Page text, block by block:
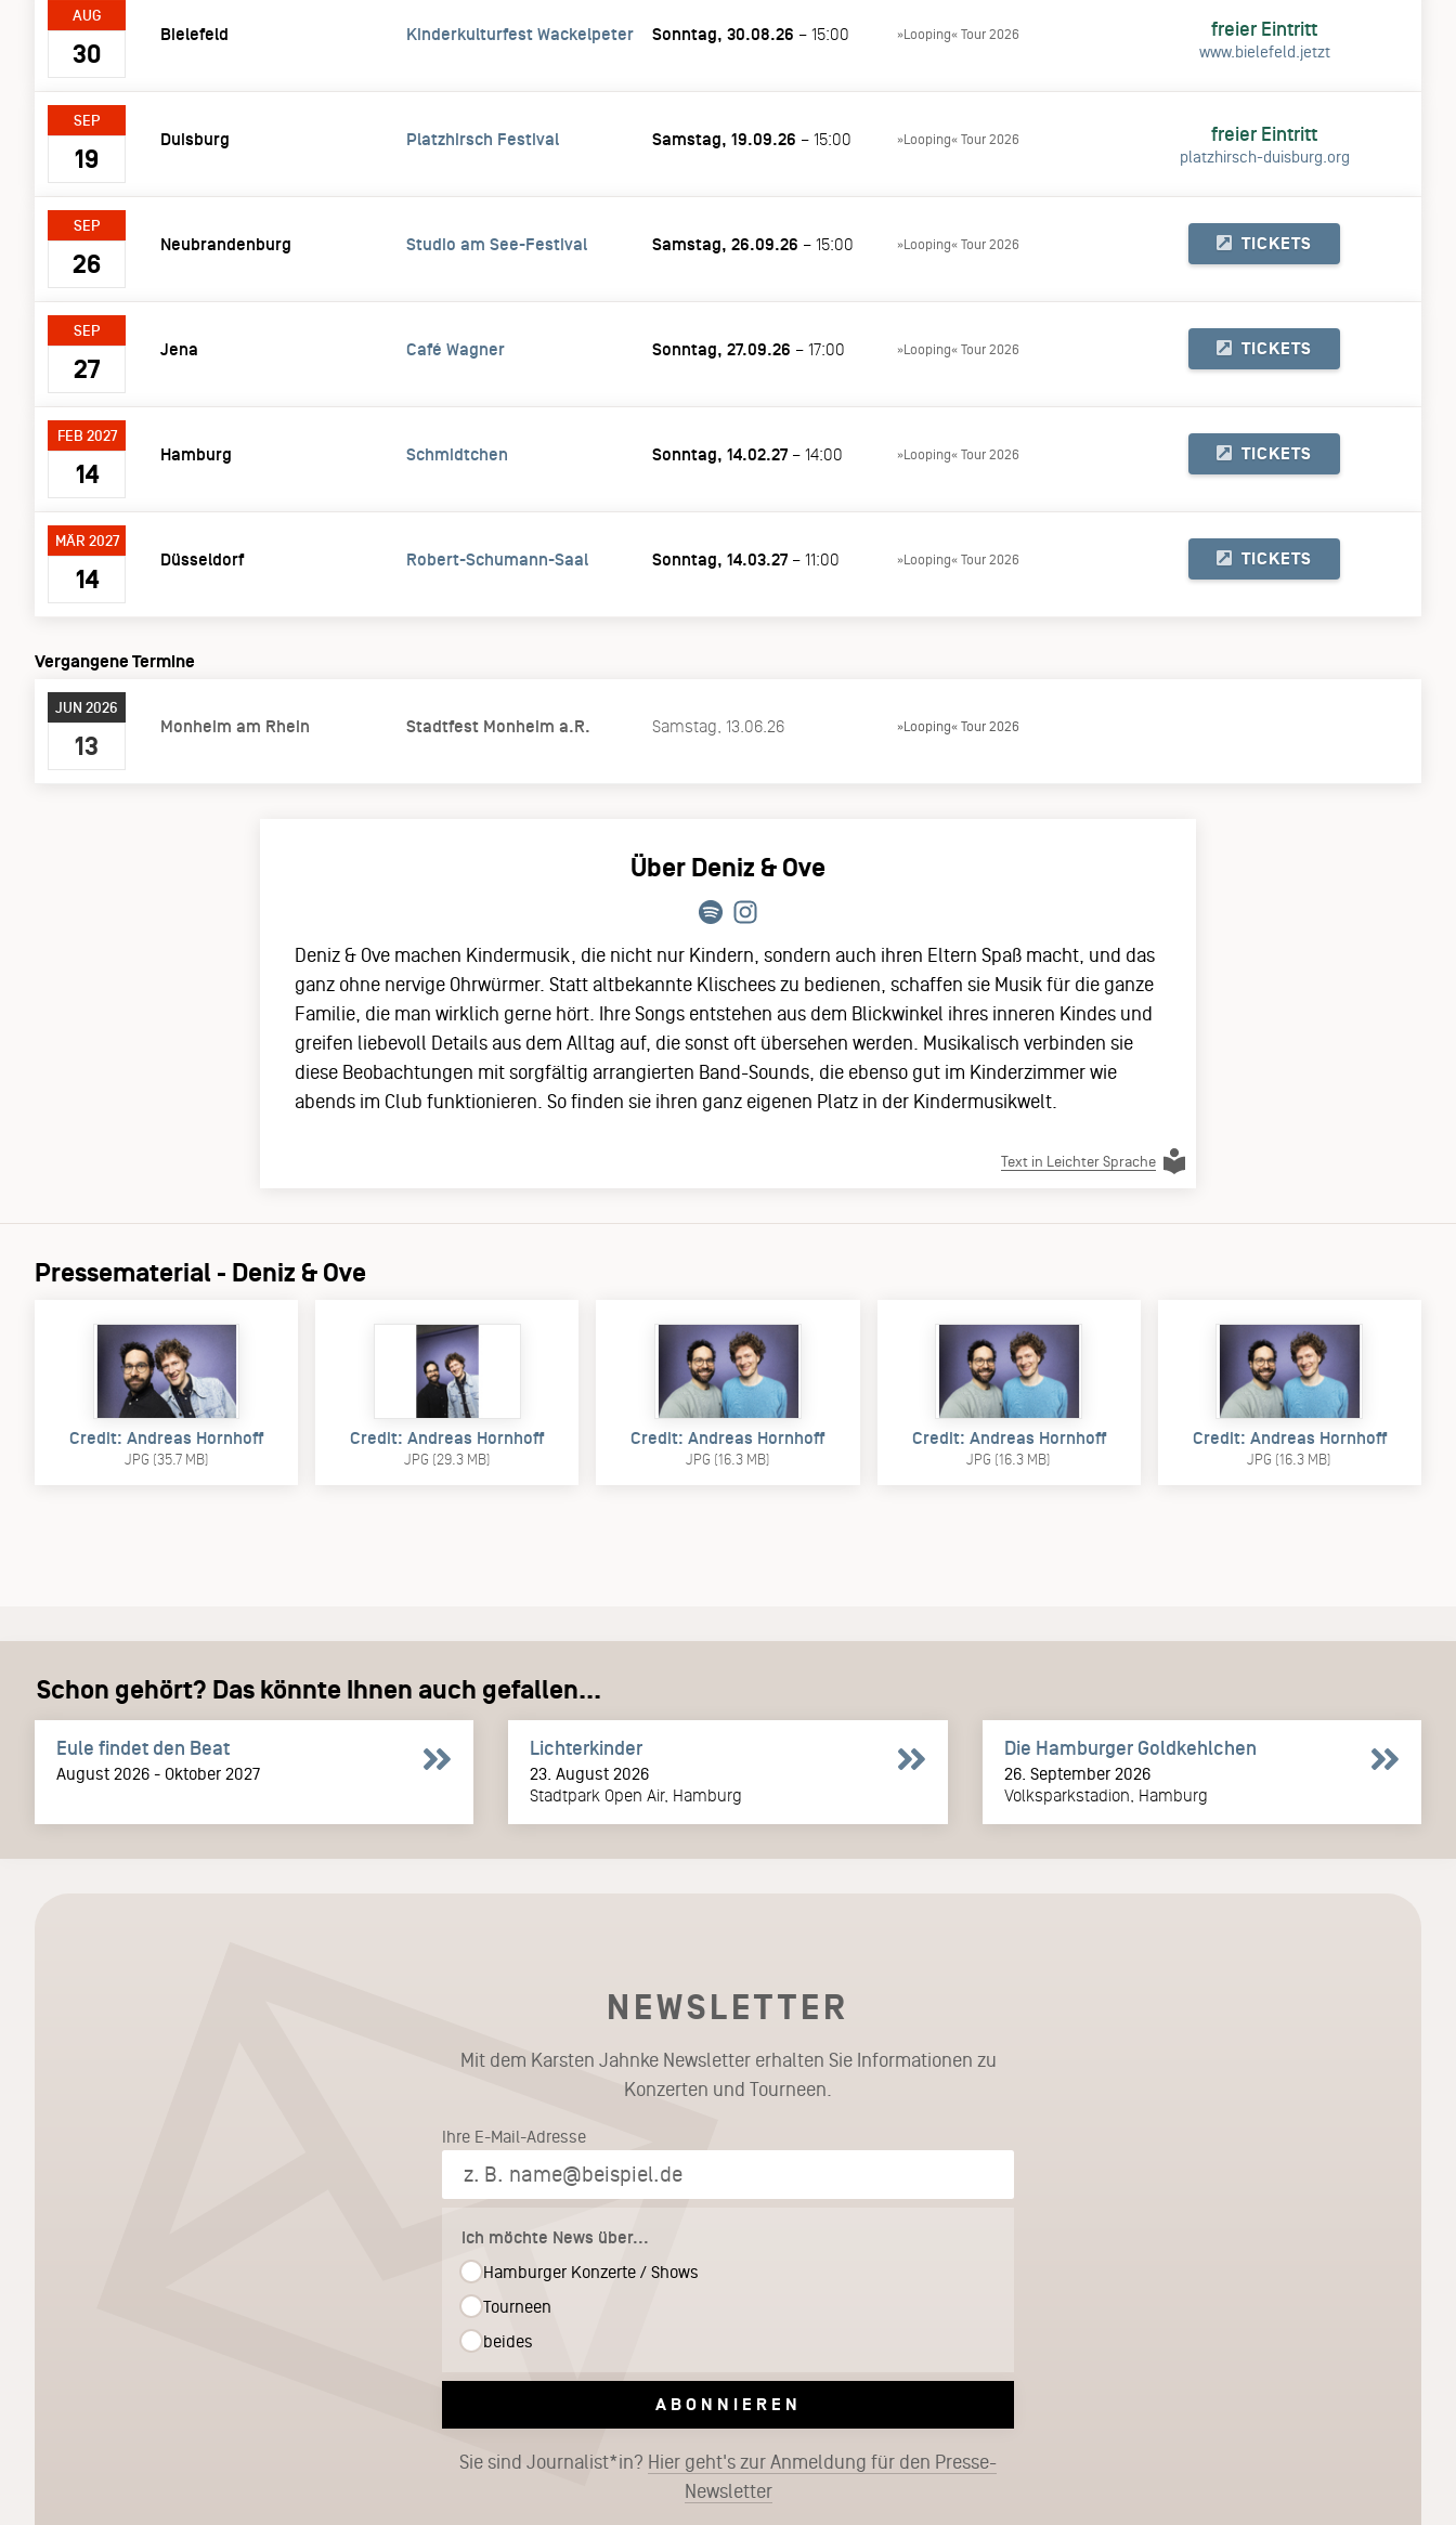
AUG
30
Bielefeld Kinderkulturfest Wackelpeter Sonntag, 30.08.26 – 15:00 »Looping« Tour 2026 freier Eintritt
www.bielefeld.jetzt
SEP
19
Duisburg Platzhirsch Festival Samstag, 19.09.26 – 15:00 »Looping« Tour 2026 freier Eintritt
platzhirsch-duisburg.org
SEP
26
Neubrandenburg Studio am See-Festival Samstag, 26.09.26 – 15:00 »Looping« Tour 2026 TICKETS
SEP
27
Jena Café Wagner Sonntag, 27.09.26 – 17:00 »Looping« Tour 2026 TICKETS
FEB 2027
14
Hamburg Schmidtchen Sonntag, 14.02.27 – 14:00 »Looping« Tour 2026 TICKETS
MÄR 2027
14
Düsseldorf Robert-Schumann-Saal Sonntag, 14.03.27 – 11:00 »Looping« Tour 2026 TICKETS
Vergangene Termine
JUN 2026
13
Monheim am Rhein Stadtfest Monheim a.R. Samstag, 13.06.26 »Looping« Tour 2026
Über Deniz & Ove
Deniz & Ove machen Kindermusik, die nicht nur Kindern, sondern auch ihren Eltern Spaß macht, und das
ganz ohne nervige Ohrwürmer. Statt altbekannte Klischees zu bedienen, schaffen sie Musik für die ganze
Familie, die man wirklich gerne hört. Ihre Songs entstehen aus dem Blickwinkel ihres inneren Kindes und
greifen liebevoll Details aus dem Alltag auf, die sonst oft übersehen werden. Musikalisch verbinden sie
diese Beobachtungen mit sorgfältig arrangierten Band-Sounds, die ebenso gut im Kinderzimmer wie
abends im Club funktionieren. So finden sie ihren ganz eigenen Platz in der Kindermusikwelt.
Text in Leichter Sprache
Pressematerial - Deniz & Ove
Credit: Andreas Hornhoff
JPG (35.7 MB)
Credit: Andreas Hornhoff
JPG (29.3 MB)
Credit: Andreas Hornhoff
JPG (16.3 MB)
Credit: Andreas Hornhoff
JPG (16.3 MB)
Credit: Andreas Hornhoff
JPG (16.3 MB)
Schon gehört? Das könnte Ihnen auch gefallen...
Eule findet den Beat
August 2026 - Oktober 2027
Lichterkinder
23. August 2026
Stadtpark Open Air, Hamburg
Die Hamburger Goldkehlchen
26. September 2026
Volksparkstadion, Hamburg
NEWSLETTER
Mit dem Karsten Jahnke Newsletter erhalten Sie Informationen zu
Konzerten und Tourneen.
Ihre E-Mail-Adresse
Ich möchte News über...
Hamburger Konzerte / Shows
Tourneen
beides
ABONNIEREN
Sie sind Journalist*in? Hier geht's zur Anmeldung für den Presse-
Newsletter